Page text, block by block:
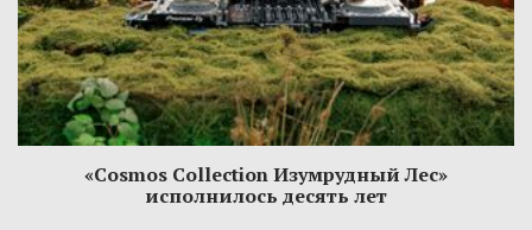
«Cosmos Collection Изумрудный Лес»
исполнилось десять лет